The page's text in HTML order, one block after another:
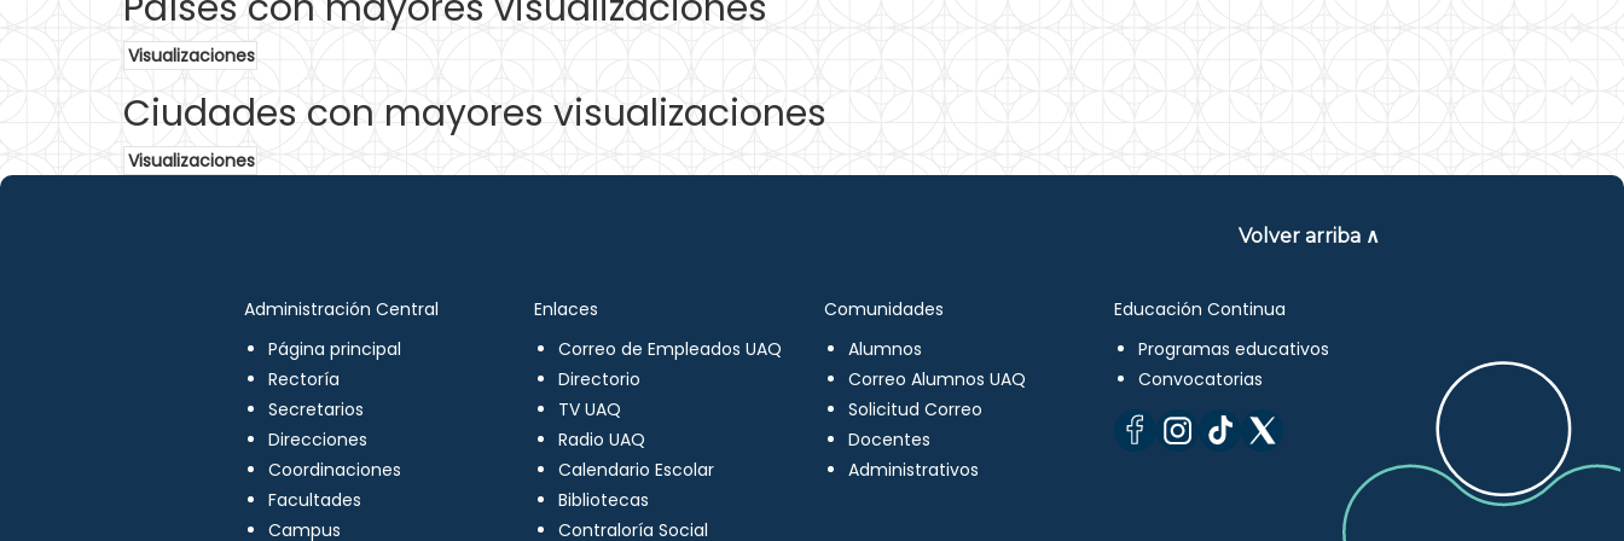
Visualizaciones
Ciudades con mayores visualizaciones
Visualizaciones
Volver arriba ∧
Administración Central
Página principal
Rectoría
Secretarios
Direcciones
Coordinaciones
Facultades
Campus
Enlaces
Correo de Empleados UAQ
Directorio
TV UAQ
Radio UAQ
Calendario Escolar
Bibliotecas
Contraloría Social
Comunidades
Alumnos
Correo Alumnos UAQ
Solicitud Correo
Docentes
Administrativos
Educación Continua
Programas educativos
Convocatorias